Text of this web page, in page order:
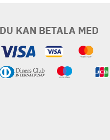
DU KAN BETALA MED